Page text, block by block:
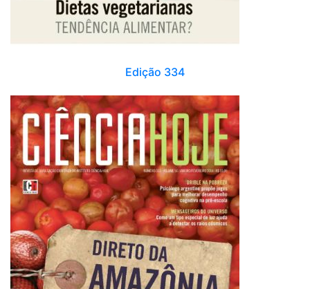
Edição 334